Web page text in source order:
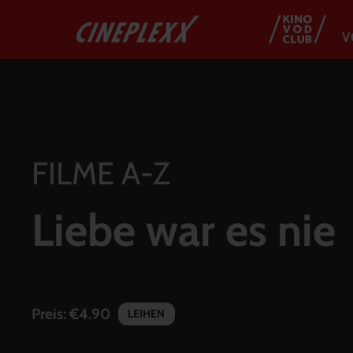
FILME A-Z
Liebe war es nie
Preis: €4.90 LEIHEN